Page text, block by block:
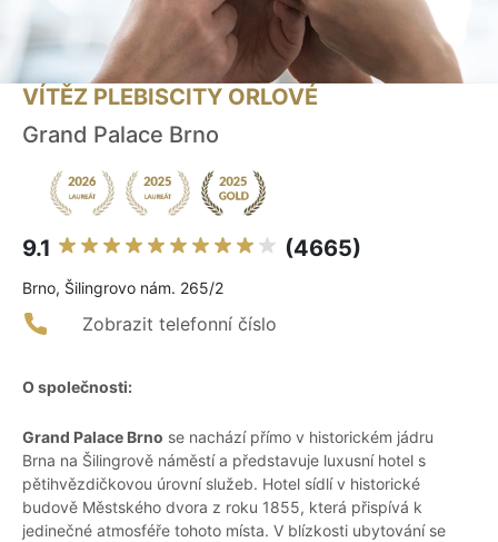
VÍTĚZ PLEBISCITY ORLOVÉ
Grand Palace Brno
9.1 (4665)
Brno, Šilingrovo nám. 265/2
Zobrazit telefonní číslo
O společnosti:
Grand Palace Brno se nachází přímo v historickém jádru
Brna na Šilingrově náměstí a představuje luxusní hotel s
pětihvězdičkovou úrovní služeb. Hotel sídlí v historické
budově Městského dvora z roku 1855, která přispívá k
jedinečné atmosféře tohoto místa. V blízkosti ubytování se